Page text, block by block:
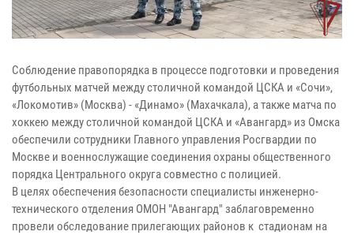
Соблюдение правопорядка в процессе подготовки и проведения
футбольных матчей между столичной командой ЦСКА и «Сочи»,
«Локомотив» (Москва) - «Динамо» (Махачкала), а также матча по
хоккею между столичной командой ЦСКА и «Авангард» из Омска
обеспечили сотрудники Главного управления Росгвардии по
Москве и военнослужащие соединения охраны общественного
порядка Центрального округа совместно с полицией.
В целях обеспечения безопасности специалисты инженерно-
технического отделения ОМОН "Авангард" заблаговременно
провели обследование прилегающих районов к стадионам на